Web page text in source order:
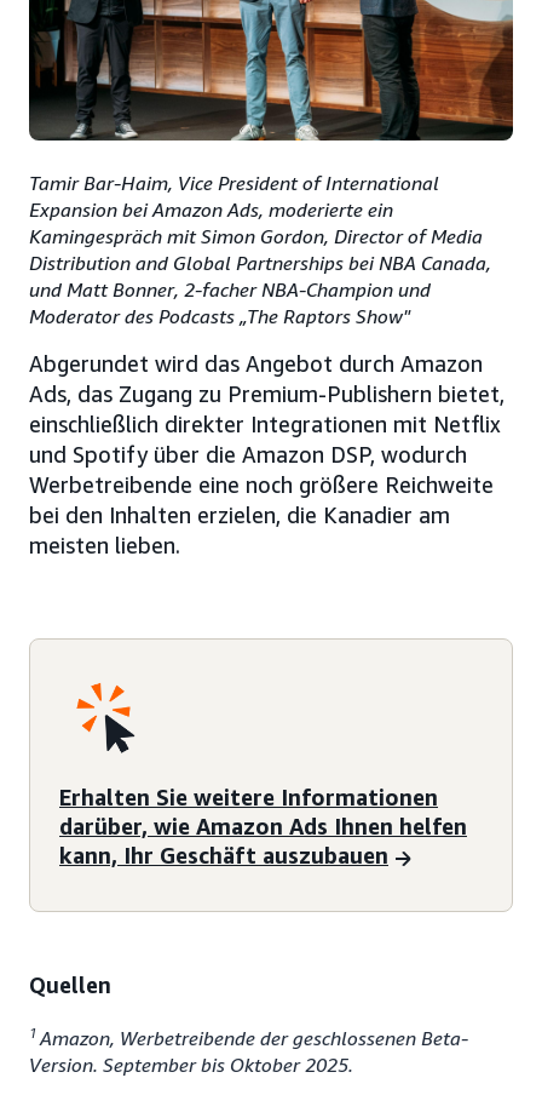
Tamir Bar-Haim, Vice President of International
Expansion bei Amazon Ads, moderierte ein
Kamingespräch mit Simon Gordon, Director of Media
Distribution and Global Partnerships bei NBA Canada,
und Matt Bonner, 2-facher NBA-Champion und
Moderator des Podcasts „The Raptors Show"
Abgerundet wird das Angebot durch Amazon
Ads, das Zugang zu Premium-Publishern bietet,
einschließlich direkter Integrationen mit Netflix
und Spotify über die Amazon DSP, wodurch
Werbetreibende eine noch größere Reichweite
bei den Inhalten erzielen, die Kanadier am
meisten lieben.
Erhalten Sie weitere Informationen
darüber, wie Amazon Ads Ihnen helfen
kann, Ihr Geschäft auszubauen
Quellen
1 Amazon, Werbetreibende der geschlossenen Beta-
Version. September bis Oktober 2025.